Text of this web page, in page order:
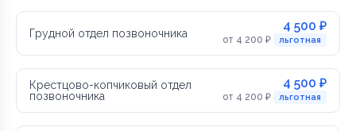
Грудной отдел позвоночника 4 500 ₽
от 4 200 ₽ льготная
Крестцово-копчиковый отдел
позвоночника
4 500 ₽
от 4 200 ₽ льготная